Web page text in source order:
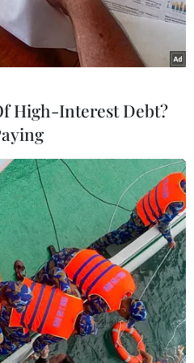
2022 tiếp xúc với các em nhỏ
tìm hiểu hoàn cảnh gia đình.
Vietnam+)
đẹp nhân ái thuộc
World Vietnam 2022
dự án cuối cùng
High-Interest Debt?